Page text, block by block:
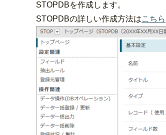
STOPDBを作成します。
STOPDBの詳しい作成方法はこちら